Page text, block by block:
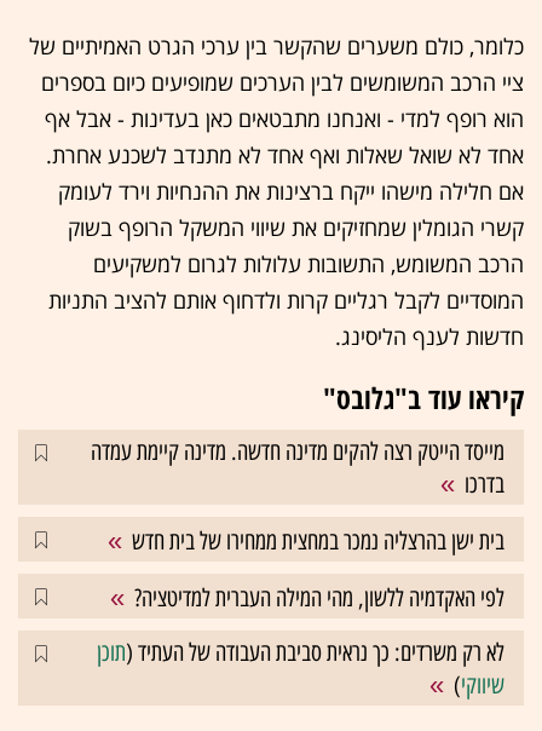
כלומר, כולם משערים שהקשר בין ערכי הגרט האמיתיים של
ציי הרכב המשומשים לבין הערכים שמופיעים כיום בספרים
הוא רופף למדי - ואנחנו מתבטאים כאן בעדינות - אבל אף
אחד לא שואל שאלות ואף אחד לא מתנדב לשכנע אחרת.
אם חלילה מישהו ייקח ברצינות את ההנחיות וירד לעומק
קשרי הגומלין שמחזיקים את שיווי המשקל הרופף בשוק
הרכב המשומש, התשובות עלולות לגרום למשקיעים
המוסדיים לקבל רגליים קרות ולדחוף אותם להציב התניות
חדשות לענף הליסינג.
קיראו עוד ב"גלובס"
מייסד הייטק רצה להקים מדינה חדשה. מדינה קיימת עמדה
בדרכו
בית ישן בהרצליה נמכר במחצית ממחירו של בית חדש
לפי האקדמיה ללשון, מהי המילה העברית למדיטציה?
לא רק משרדים: כך נראית סביבת העבודה של העתיד (תוכן
שיווקי)